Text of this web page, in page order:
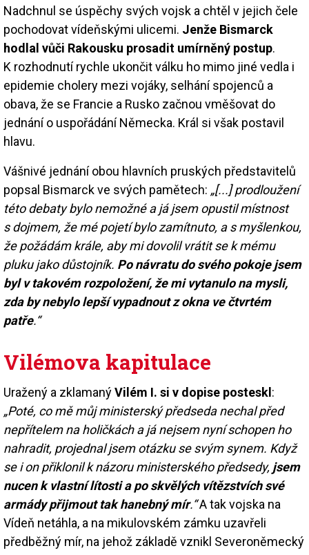
Nadchnul se úspěchy svých vojsk a chtěl v jejich čele
pochodovat vídeňskými ulicemi. Jenže Bismarck
hodlal vůči Rakousku prosadit umírněný postup.
K rozhodnutí rychle ukončit válku ho mimo jiné vedla i
epidemie cholery mezi vojáky, selhání spojenců a
obava, že se Francie a Rusko začnou vměšovat do
jednání o uspořádání Německa. Král si však postavil
hlavu.
Vášnivé jednání obou hlavních pruských představitelů
popsal Bismarck ve svých pamětech: „[...] prodloužení
této debaty bylo nemožné a já jsem opustil místnost
s dojmem, že mé pojetí bylo zamítnuto, a s myšlenkou,
že požádám krále, aby mi dovolil vrátit se k mému
pluku jako důstojník. Po návratu do svého pokoje jsem
byl v takovém rozpoložení, že mi vytanulo na mysli,
zda by nebylo lepší vypadnout z okna ve čtvrtém
patře.“
Vilémova kapitulace
Uražený a zklamanýVilém I. si v dopise posteskl:
„Poté, co mě můj ministerský předseda nechal před
nepřítelem na holičkách a já nejsem nyní schopen ho
nahradit, projednal jsem otázku se svým synem. Když
se i on přiklonil k názoru ministerského předsedy, jsem
nucen k vlastní lítosti a po skvělých vítězstvích své
armády přijmout tak hanebný mír.“A tak vojska na
Vídeň netáhla, a na mikulovském zámku uzavřeli
předběžný mír, na jehož základě vznikl Severoněmecký